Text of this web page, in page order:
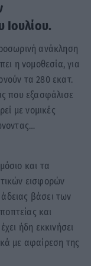
ανάκληση
η νομοθεσία, για
τα 280 εκατ.
που εξασφάλισε
με νομικές
και τα
εισφορών
βάσει των
και
ήδη εκκινήσει
με αφαίρεση της